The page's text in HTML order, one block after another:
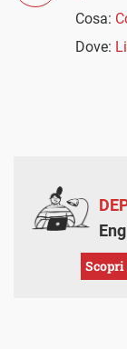
Cosa:
Dove: